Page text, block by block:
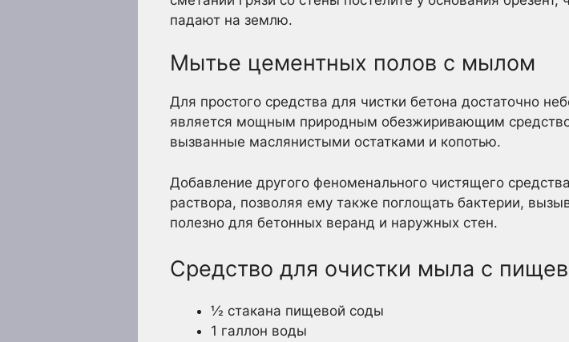
падают на землю.
Мытье цементных полов с мылом
Для простого средства для чистки бетона достаточно
является мощным природным обезжиривающим
вызванные маслянистыми остатками и копотью.
Добавление другого феноменального чистящего
раствора, позволяя ему также поглощать бактерии,
полезно для бетонных веранд и наружных стен.
Средство для очистки мыла с
½ стакана пищевой соды
1 галлон воды